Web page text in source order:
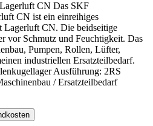
CN Das SKF
CN ist ein einreihiges
CN. Die beidseitige
vor Schmutz und Feuchtigkeit. Das
Pumpen, Rollen, Lüfter,
industriellen Ersatzteilbedarf.
Ausführung: 2RS
/ Ersatzteilbedarf